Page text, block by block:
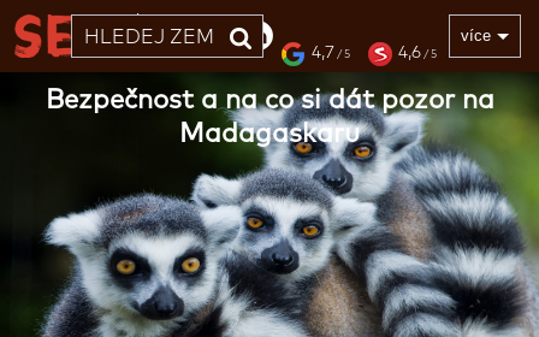
33 LET více
4,7 / 5 4,6 / 5
Bezpečnost a na co si dát pozor na
Madagaskaru